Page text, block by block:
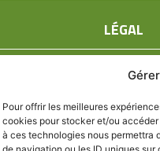
Pour offrir les meilleures
cookies pour stocker et/ou
à ces technologies nous permettra
LÉGAL
Mentions
Politique
Politique